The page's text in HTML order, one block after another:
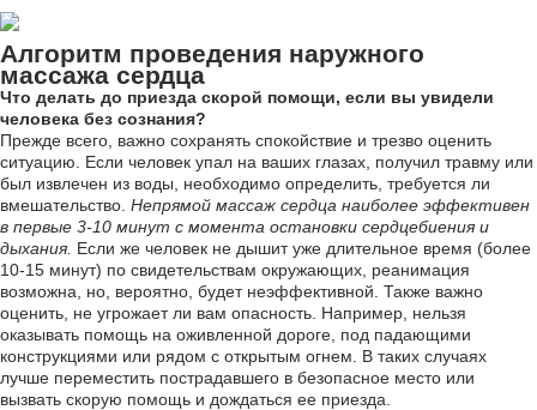
Алгоритм проведения наружного
массажа сердца
Что делать до приезда скорой помощи, если вы увидели
человека без сознания?
Прежде всего, важно сохранять спокойствие и трезво оценить
ситуацию. Если человек упал на ваших глазах, получил травму или
был извлечен из воды, необходимо определить, требуется ли
вмешательство. Непрямой массаж сердца наиболее эффективен
в первые 3-10 минут с момента остановки сердцебиения и
дыхания. Если же человек не дышит уже длительное время (более
10-15 минут) по свидетельствам окружающих, реанимация
возможна, но, вероятно, будет неэффективной. Также важно
оценить, не угрожает ли вам опасность. Например, нельзя
оказывать помощь на оживленной дороге, под падающими
конструкциями или рядом с открытым огнем. В таких случаях
лучше переместить пострадавшего в безопасное место или
вызвать скорую помощь и дождаться ее приезда.